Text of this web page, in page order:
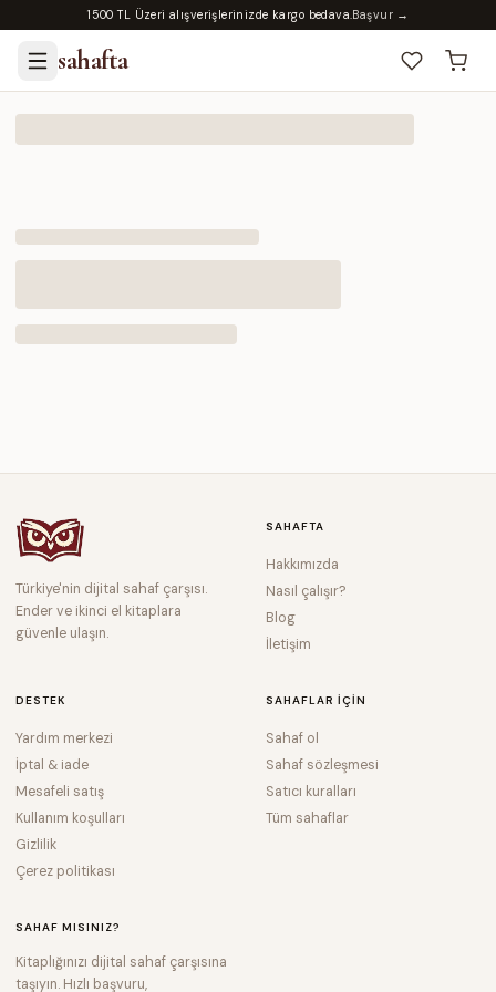
1500 TL Üzeri alışverişlerinizde kargo bedava.Başvur →
sahafta
Türkiye'nin dijital sahaf çarşısı.
Ender ve ikinci el kitaplara
güvenle ulaşın.
SAHAFTA
Hakkımızda
Nasıl çalışır?
Blog
İletişim
DESTEK
Yardım merkezi
İptal & iade
Mesafeli satış
Kullanım koşulları
Gizlilik
Çerez politikası
SAHAFLAR IÇIN
Sahaf ol
Sahaf sözleşmesi
Satıcı kuralları
Tüm sahaflar
SAHAF MISINIZ?
Kitaplığınızı dijital sahaf çarşısına
taşıyın. Hızlı başvuru,